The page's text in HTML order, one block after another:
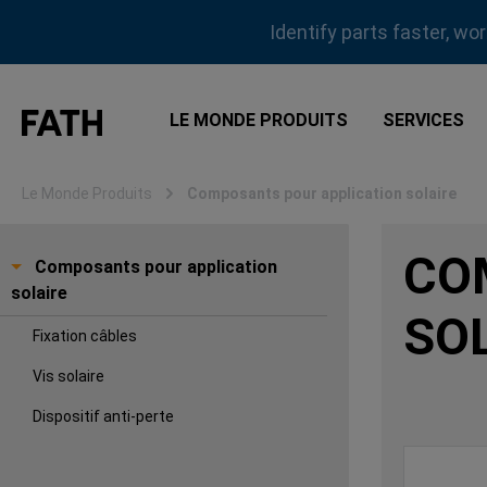
Passer à la navigation principaleIdentify parts faster,
LE MONDE PRODUITS SERVICES
Le Monde Produits Composants pour application solaire
Composants pour application
solaire
Fixation câbles
Vis solaire
Dispositif anti-perte